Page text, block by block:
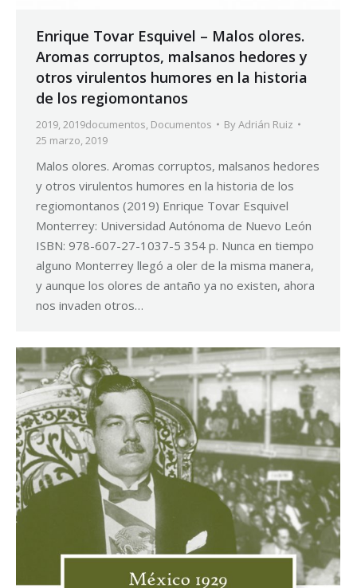
Enrique Tovar Esquivel – Malos olores.
Aromas corruptos, malsanos hedores y
otros virulentos humores en la historia
de los regiomontanos
2019,2019documentos, Documentos ByAdrián Ruiz
25 marzo, 2019
Malos olores. Aromas corruptos, malsanos hedores
y otros virulentos humores en la historia de los
regiomontanos (2019) Enrique Tovar Esquivel
Monterrey: Universidad Autónoma de Nuevo León
ISBN: 978-607-27-1037-5 354 p. Nunca en tiempo
alguno Monterrey llegó a oler de la misma manera,
y aunque los olores de antaño ya no existen, ahora
nos invaden otros…